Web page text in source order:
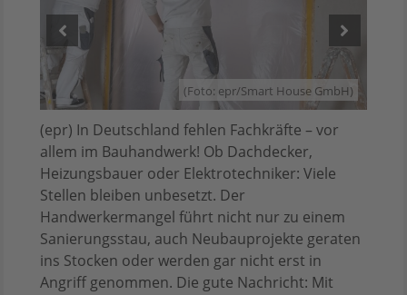
(Foto: epr/Smart House GmbH)
(epr) In Deutschland fehlen Fachkräfte – vor
allem im Bauhandwerk! Ob Dachdecker,
Heizungsbauer oder Elektrotechniker: Viele
Stellen bleiben unbesetzt. Der
Handwerkermangel führt nicht nur zu einem
Sanierungsstau, auch Neubauprojekte geraten
ins Stocken oder werden gar nicht erst in
Angriff genommen. Die gute Nachricht: Mit